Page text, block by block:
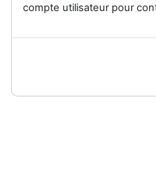
compte utilisateur pour